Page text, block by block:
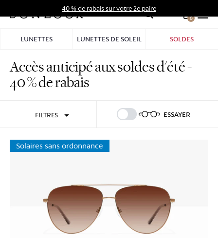
au
40 % de rabais sur votre 2e paire
0
LUNETTES LUNETTES DE SOLEIL SOLDES
Accès anticipé aux soldes d'été -
40 % de rabais
FILTRES ESSAYER
Solaires sans ordonnance
connecter S'inscrire